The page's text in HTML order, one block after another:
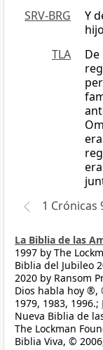
SRV-BRG
Y
TLA
De
1 Crónicas
La Biblia de las
1997 by The
Biblia del Jubileo
2020 by Ransom
Dios habla hoy ®,
1979, 1983, 1996.;
Nueva Biblia de
The Lockman
Biblia Viva, ©